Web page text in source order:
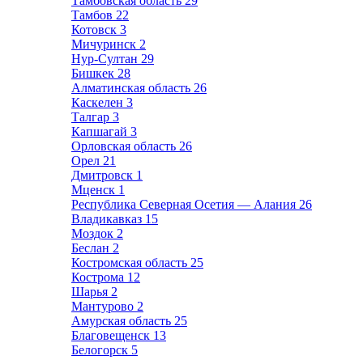
Тамбов 22
Котовск 3
Мичуринск 2
Нур-Султан 29
Бишкек 28
Алматинская область 26
Каскелен 3
Талгар 3
Капшагай 3
Орловская область 26
Орел 21
Дмитровск 1
Мценск 1
Республика Северная Осетия — Алания 26
Владикавказ 15
Моздок 2
Беслан 2
Костромская область 25
Кострома 12
Шарья 2
Мантурово 2
Амурская область 25
Благовещенск 13
Белогорск 5